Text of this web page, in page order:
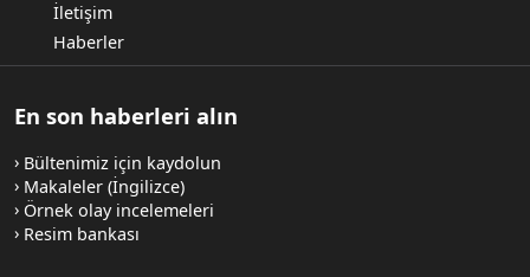
İletişim
Haberler
En son haberleri alın
Bültenimiz için kaydolun
Makaleler (İngilizce)
Örnek olay incelemeleri
Resim bankası